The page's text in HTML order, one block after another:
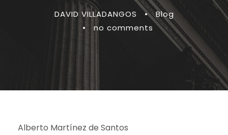
DAVID VILLADANGOS •
Blog
•
no comments
Alberto Martínez de Santos